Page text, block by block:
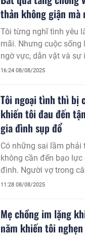
thản không giận
Tôi từng nghĩ tình yêu
mãi. Nhưng cuộc
ngờ vực, dằn vặt và
16:24 08/08/2025
Tôi ngoại tình thì bị
khiến tôi đau đến
gia đình sụp đổ
Có những sai lầm
không cần đến bạo
đình. Người vợ trong
cay độc từ người
11:28 08/08/2025
Mẹ chồng im lặng
năm khiến tôi